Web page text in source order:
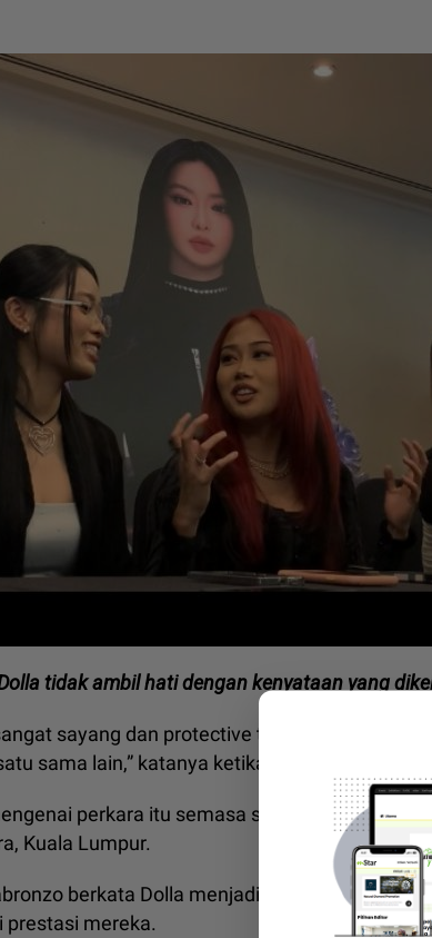
tidak ambil hati dengan kenyataan yang
sayang dan protective terhadap kami.
sama lain,” katanya ketika ditemui
perkara itu semasa sidang media
Kuala Lumpur.
berkata Dolla menjadikan perkara
mereka.